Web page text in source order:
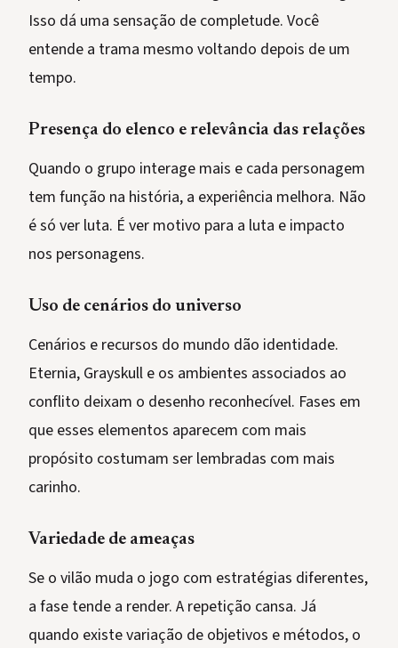
Isso dá uma sensação de completude. Você
entende a trama mesmo voltando depois de um
tempo.
Presença do elenco e relevância das relações
Quando o grupo interage mais e cada personagem
tem função na história, a experiência melhora. Não
é só ver luta. É ver motivo para a luta e impacto
nos personagens.
Uso de cenários do universo
Cenários e recursos do mundo dão identidade.
Eternia, Grayskull e os ambientes associados ao
conflito deixam o desenho reconhecível. Fases em
que esses elementos aparecem com mais
propósito costumam ser lembradas com mais
carinho.
Variedade de ameaças
Se o vilão muda o jogo com estratégias diferentes,
a fase tende a render. A repetição cansa. Já
quando existe variação de objetivos e métodos, o